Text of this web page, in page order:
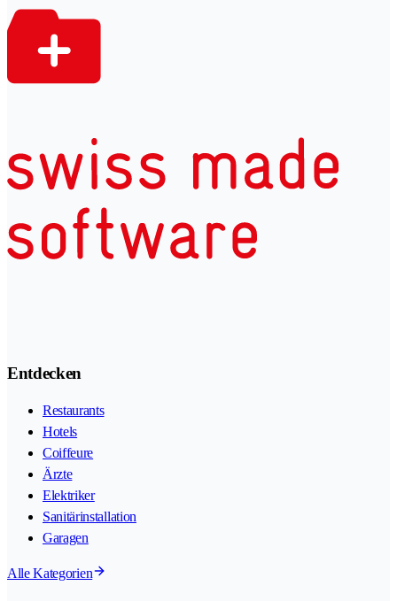
Entdecken
Restaurants
Hotels
Coiffeure
Ärzte
Elektriker
Sanitärinstallation
Garagen
Alle Kategorien